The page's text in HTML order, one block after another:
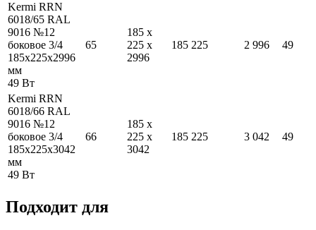
Kermi RRN
6018/65 RAL
9016 №12
боковое 3/4
185x225x2996
мм
49 Вт
65
185 x
225 x
2996
185 225 2 996 49
Kermi RRN
6018/66 RAL
9016 №12
боковое 3/4
185x225x3042
мм
49 Вт
66
185 x
225 x
3042
185 225 3 042 49
Подходит для